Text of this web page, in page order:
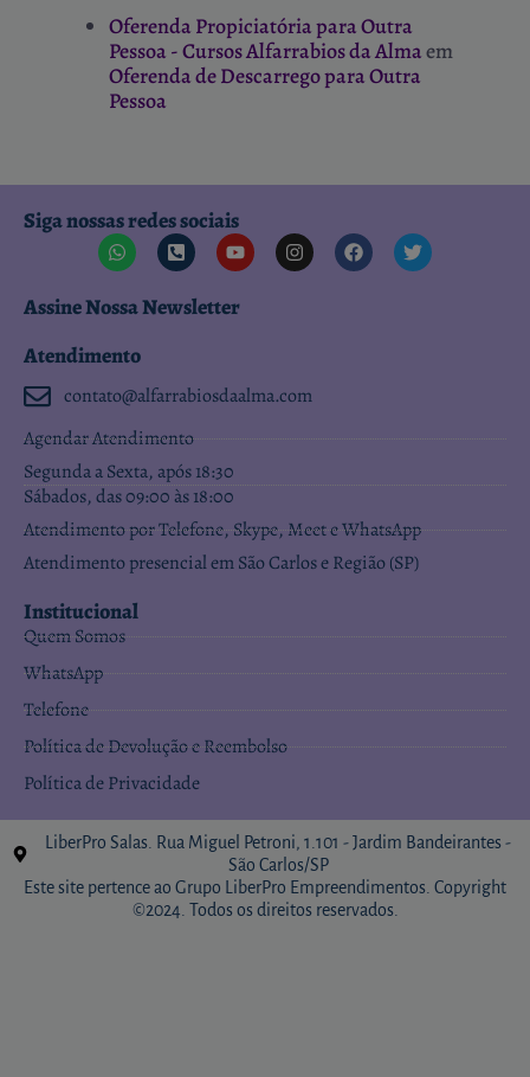
Oferenda Propiciatória para Outra
Pessoa - Cursos Alfarrabios da Almaem
Oferenda de Descarrego para Outra
Pessoa
Siga nossas redes sociais
Assine Nossa Newsletter
Atendimento
contato@alfarrabiosdaalma.com
Agendar Atendimento
Segunda a Sexta, após 18:30
Sábados, das 09:00 às 18:00
Atendimento por Telefone, Skype, Meet e WhatsApp
Atendimento presencial em São Carlos e Região (SP)
Institucional
Quem Somos
WhatsApp
Telefone
Política de Devolução e Reembolso
Política de Privacidade
LiberPro Salas. Rua Miguel Petroni, 1.101 - Jardim Bandeirantes -
São Carlos/SP
Este site pertence ao Grupo LiberPro Empreendimentos. Copyright
©2024. Todos os direitos reservados.